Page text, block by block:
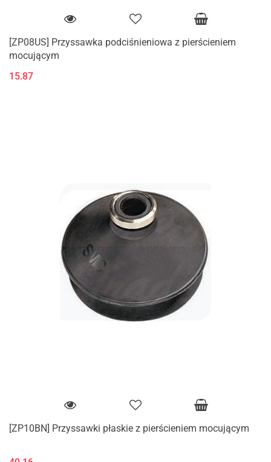
[ZP08US] Przyssawka podciśnieniowa z pierścieniem
mocującym
15.87
[ZP10BN] Przyssawki płaskie z pierścieniem mocującym